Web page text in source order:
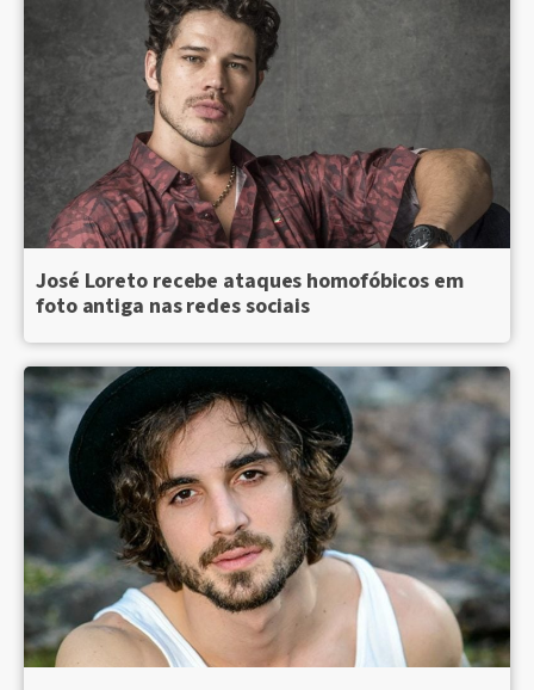
José Loreto recebe ataques homofóbicos em
foto antiga nas redes sociais